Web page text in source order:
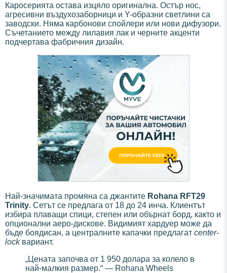
Каросерията остава изцяло оригинална. Остър нос,
агресивни въздухозаборници и Y-образни светлини са
заводски. Няма карбонови спойлери или нови дифузори.
Съчетанието между лилавия лак и черните акценти
подчертава фабричния дизайн.
Най-значимата промяна са джантите Rohana RFT29
Trinity. Сетът се предлага от 18 до 24 инча. Клиентът
избира плаващи спици, степен или обърнат борд, както и
опционални аеро-дискове. Видимият хардуер може да
бъде боядисан, а централните капачки предлагат center-
lockвариант.
„Цената започва от 1 950 долара за колело в
най-малкия размер.“ — Rohana Wheels